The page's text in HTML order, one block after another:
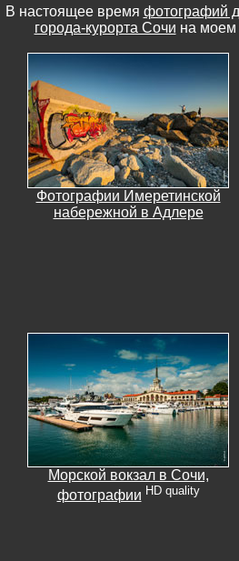
В настоящее время фотографий
города-курорта Сочи на моем
Фотографии Имеретинской
набережной в Адлере
Морской вокзал в Сочи,
фотографии HD quality